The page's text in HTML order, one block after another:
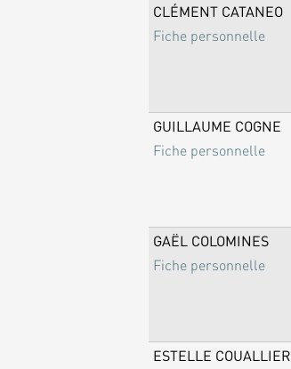
CLÉMENT CATANEO
Fiche personnelle
GUILLAUME COGNE
Fiche personnelle
GAËL COLOMINES
Fiche personnelle
ESTELLE COUALLIER